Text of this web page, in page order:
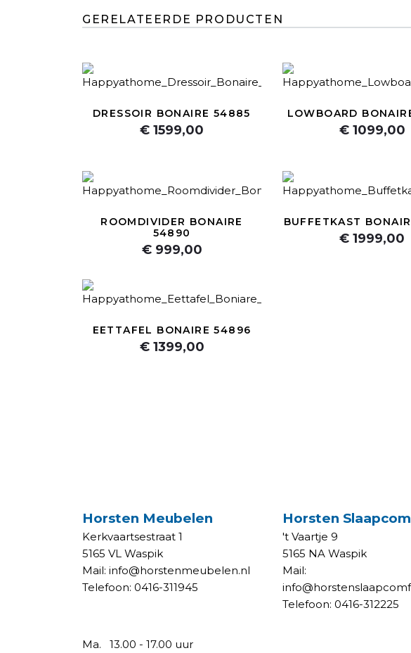
GERELATEERDE PRODUCTEN
DRESSOIR BONAIRE 54885
€ 1599,00
LOWBOARD
€ 1099,00
ROOMDIVIDER BONAIRE
54890
€ 999,00
BUFFETKAST
€ 1999,00
EETTAFEL BONAIRE 54896
€ 1399,00
Horsten Meubelen
Kerkvaartsestraat 1
5165 VL Waspik
Mail: info@horstenmeubelen.nl
Telefoon: 0416-311945
Ma. 13.00 - 17.00 uur
Horsten
't Vaartje 9
5165 NA Waspik
Mail:
Telefoon: 0416-312225